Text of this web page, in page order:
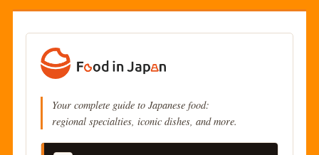
Your complete guide to Japanese food:
regional specialties, iconic dishes, and more.